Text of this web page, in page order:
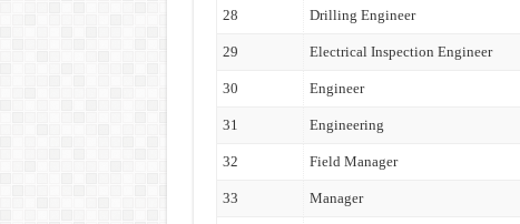
28 Drilling Engineer
29 Electrical Inspection Engineer
30 Engineer
31 Engineering
32 Field Manager
33 Manager